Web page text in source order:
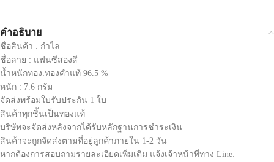
คำอธิบาย
ชื่อสินค้า : กำไล
ชื่อลาย : แฟนซีสองสี
น้ำหนักทอง:ทองคำแท้ 96.5 %
หนัก : 7.6 กรัม
จัดส่งพร้อมใบรับประกัน 1 ใบ
สินค้าทุกชิ้นเป็นทองแท้
บริษัทจะจัดส่งหลังจากได้รับหลักฐานการชำระเงิน
สินค้าจะถูกจัดส่งตามที่อยู่ลูกค้าภายใน 1-2 วัน
หากต้องการสอบถามรายละเอียดเพิ่มเติม แจ้งเจ้าหน้าที่ทาง Line: